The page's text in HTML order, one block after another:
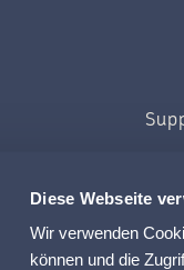
Diese Webseite
Wir verwenden
können und die